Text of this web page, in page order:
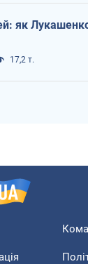
як
17,2 т.